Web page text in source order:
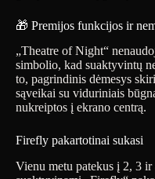
🎁 Premijos funkcijos ir
„Theatre of Night“
simbolio, kad suaktyvintų
to, pagrindinis dėmesys
sąveikai su viduriniais
nukreiptos į ekrano centrą.
Firefly pakartotinai sukasi
Vienu metu patekus į 2, 3